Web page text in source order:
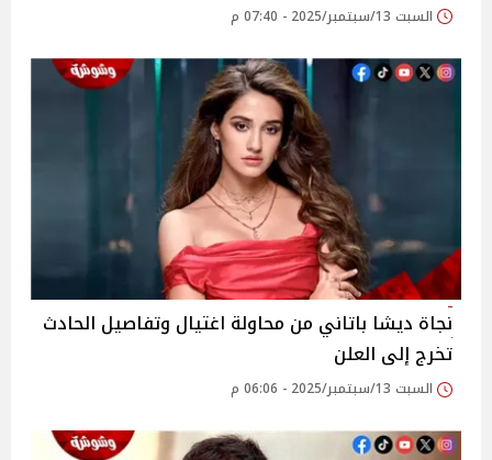
السبت 13/سبتمبر/2025 - 07:40 م
نجاة ديشا باتاني من محاولة اغتيال وتفاصيل الحادث
تخرج إلى العلن‎
السبت 13/سبتمبر/2025 - 06:06 م